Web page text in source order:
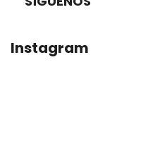
Instagram